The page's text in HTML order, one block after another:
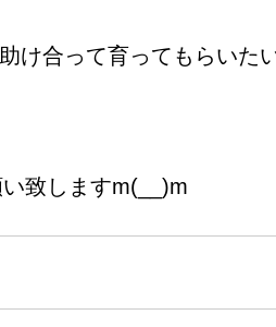
け合って育ってもらいた
致しますm(__)m